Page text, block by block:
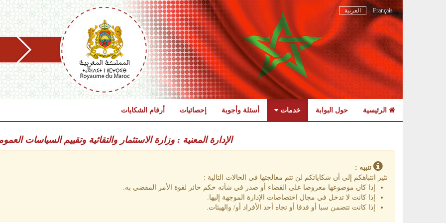
Français العربية
الرئيسية حول البوابة خدمات أسئلة وأجوبة إحصائيات أرقام الشكايات
content
الإدارة المعنية : وزارة الاستثمار والتقائية وتقييم السياسات
تنبيه :
نثير انتباهكم إلى أن شكاياتكم لن تتم معالجتها في الحالات التالية :
إذا كان موضوعها معروضا على القضاء أو صدر في شأنه حكم حائز لقوة الأمر المقضي به.
إذا كانت لا تدخل في مجال اختصاصات الإدارة الموجهة إليها.
إذا كانت تتضمن سبا أو قدفا أو تجاه أحد الأفراد أو/ والهيئات.